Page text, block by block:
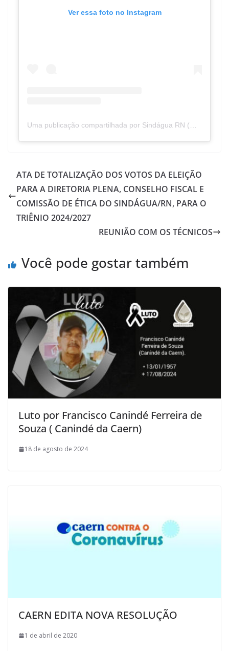
Ver essa foto no Instagram
Uma publicação compartilhada por Sindágua RN (@sindaguarn)
ATA DE TOTALIZAÇÃO DOS VOTOS DA ELEIÇÃO
PARA A DIRETORIA PLENA, CONSELHO FISCAL E
COMISSÃO DE ÉTICA DO SINDÁGUA/RN, PARA O
TRIÊNIO 2024/2027
REUNIÃO COM OS TÉCNICOS
Você pode gostar também
Luto por Francisco Canindé Ferreira de
Souza ( Canindé da Caern)
18 de agosto de 2024
CAERN EDITA NOVA RESOLUÇÃO
1 de abril de 2020